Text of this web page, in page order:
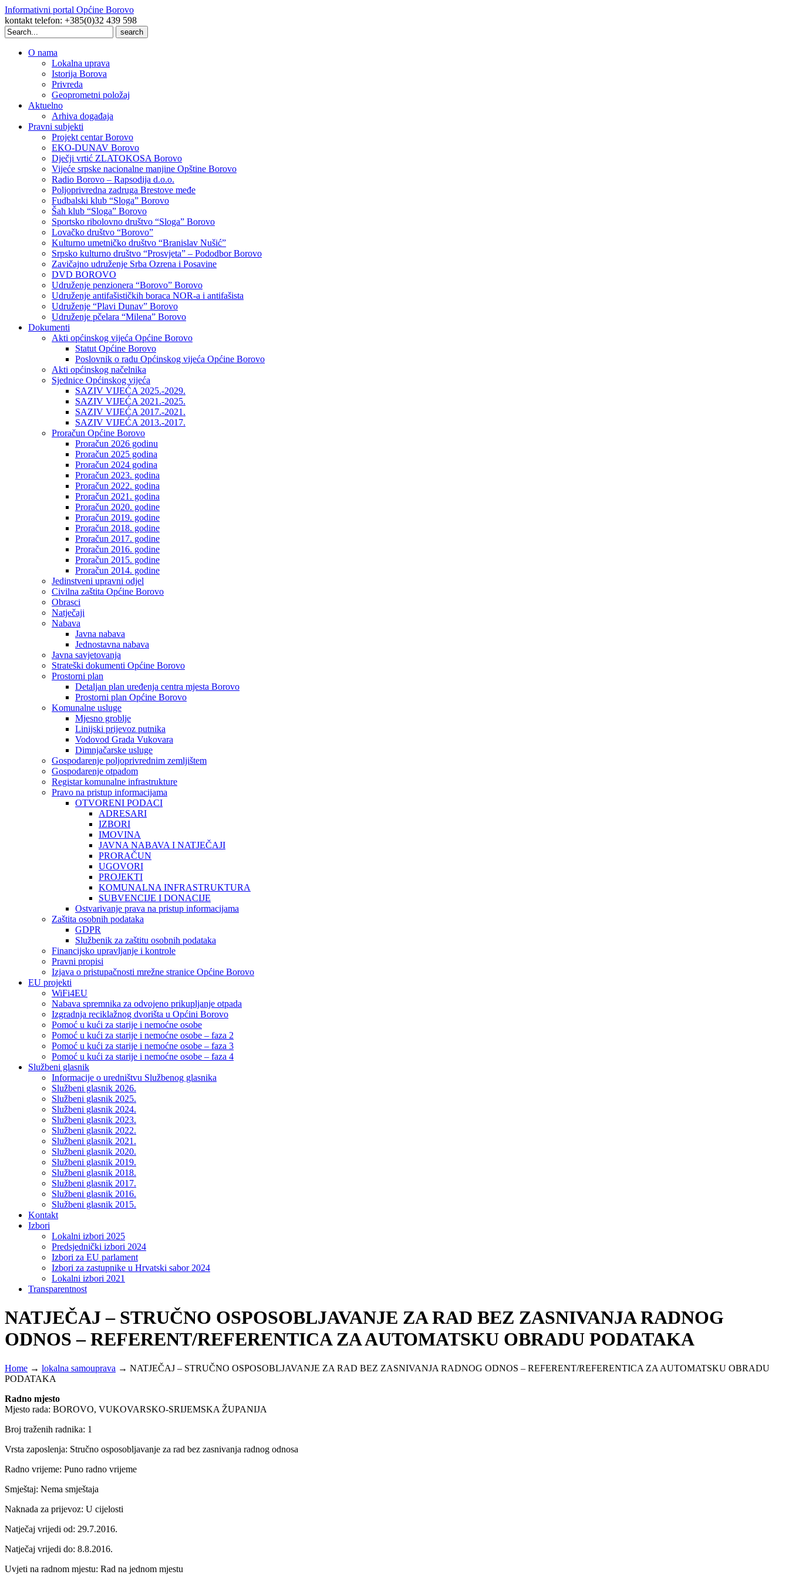
Informativni portal Općine Borovo
kontakt telefon: +385(0)32 439 598
Search
for:
O nama
Lokalna uprava
Istorija Borova
Privreda
Geoprometni položaj
Aktuelno
Arhiva događaja
Pravni subjekti
Projekt centar Borovo
EKO-DUNAV Borovo
Dječji vrtić ZLATOKOSA Borovo
Vijeće srpske nacionalne manjine Opštine Borovo
Radio Borovo – Rapsodija d.o.o.
Poljoprivredna zadruga Brestove međe
Fudbalski klub “Sloga” Borovo
Šah klub “Sloga” Borovo
Sportsko ribolovno društvo “Sloga” Borovo
Lovačko društvo “Borovo”
Kulturno umetničko društvo “Branislav Nušić”
Srpsko kulturno društvo “Prosvjeta” – Pododbor Borovo
Zavičajno udruženje Srba Ozrena i Posavine
DVD BOROVO
Udruženje penzionera “Borovo” Borovo
Udruženje antifašističkih boraca NOR-a i antifašista
Udruženje “Plavi Dunav” Borovo
Udruženje pčelara “Milena” Borovo
Dokumenti
Akti općinskog vijeća Općine Borovo
Statut Općine Borovo
Poslovnik o radu Općinskog vijeća Općine Borovo
Akti općinskog načelnika
Sjednice Općinskog vijeća
SAZIV VIJEĆA 2025.-2029.
SAZIV VIJEĆA 2021.-2025.
SAZIV VIJEĆA 2017.-2021.
SAZIV VIJEĆA 2013.-2017.
Proračun Općine Borovo
Proračun 2026 godinu
Proračun 2025 godina
Proračun 2024 godina
Proračun 2023. godina
Proračun 2022. godina
Proračun 2021. godina
Proračun 2020. godine
Proračun 2019. godine
Proračun 2018. godine
Proračun 2017. godine
Proračun 2016. godine
Proračun 2015. godine
Proračun 2014. godine
Jedinstveni upravni odjel
Civilna zaštita Općine Borovo
Obrasci
Natječaji
Nabava
Javna nabava
Jednostavna nabava
Javna savjetovanja
Strateški dokumenti Općine Borovo
Prostorni plan
Detaljan plan uređenja centra mjesta Borovo
Prostorni plan Općine Borovo
Komunalne usluge
Mjesno groblje
Linijski prijevoz putnika
Vodovod Grada Vukovara
Dimnjačarske usluge
Gospodarenje poljoprivrednim zemljištem
Gospodarenje otpadom
Registar komunalne infrastrukture
Pravo na pristup informacijama
OTVORENI PODACI
ADRESARI
IZBORI
IMOVINA
JAVNA NABAVA I NATJEČAJI
PRORAČUN
UGOVORI
PROJEKTI
KOMUNALNA INFRASTRUKTURA
SUBVENCIJE I DONACIJE
Ostvarivanje prava na pristup informacijama
Zaštita osobnih podataka
GDPR
Službenik za zaštitu osobnih podataka
Financijsko upravljanje i kontrole
Pravni propisi
Izjava o pristupačnosti mrežne stranice Općine Borovo
EU projekti
WiFi4EU
Nabava spremnika za odvojeno prikupljanje otpada
Izgradnja reciklažnog dvorišta u Općini Borovo
Pomoć u kući za starije i nemoćne osobe
Pomoć u kući za starije i nemoćne osobe – faza 2
Pomoć u kući za starije i nemoćne osobe – faza 3
Pomoć u kući za starije i nemoćne osobe – faza 4
Službeni glasnik
Informacije o uredništvu Službenog glasnika
Službeni glasnik 2026.
Službeni glasnik 2025.
Službeni glasnik 2024.
Službeni glasnik 2023.
Službeni glasnik 2022.
Službeni glasnik 2021.
Službeni glasnik 2020.
Službeni glasnik 2019.
Službeni glasnik 2018.
Službeni glasnik 2017.
Službeni glasnik 2016.
Službeni glasnik 2015.
Kontakt
Izbori
Lokalni izbori 2025
Predsjednički izbori 2024
Izbori za EU parlament
Izbori za zastupnike u Hrvatski sabor 2024
Lokalni izbori 2021
Transparentnost
NATJEČAJ – STRUČNO OSPOSOBLJAVANJE ZA RAD BEZ ZASNIVANJA RADNOG
ODNOS – REFERENT/REFERENTICA ZA AUTOMATSKU OBRADU PODATAKA
Home → lokalna samouprava → NATJEČAJ – STRUČNO OSPOSOBLJAVANJE ZA RAD BEZ ZASNIVANJA RADNOG ODNOS – REFERENT/REFERENTICA ZA AUTOMATSKU OBRADU
PODATAKA
Radno mjesto
Mjesto rada: BOROVO, VUKOVARSKO-SRIJEMSKA ŽUPANIJA
Broj traženih radnika: 1
Vrsta zaposlenja: Stručno osposobljavanje za rad bez zasnivanja radnog odnosa
Radno vrijeme: Puno radno vrijeme
Smještaj: Nema smještaja
Naknada za prijevoz: U cijelosti
Natječaj vrijedi od: 29.7.2016.
Natječaj vrijedi do: 8.8.2016.
Uvjeti na radnom mjestu: Rad na jednom mjestu